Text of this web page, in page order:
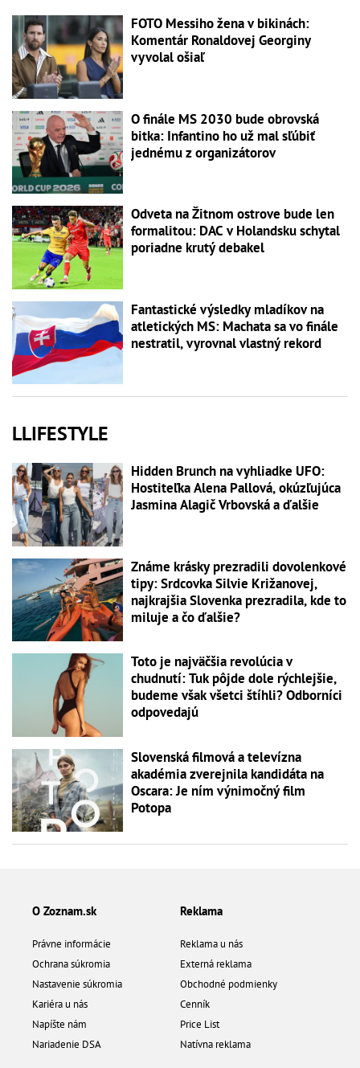
FOTO Messiho žena v bikinách:
Komentár Ronaldovej Georginy
vyvolal ošiaľ
O finále MS 2030 bude obrovská
bitka: Infantino ho už mal sľúbiť
jednému z organizátorov
Odveta na Žitnom ostrove bude len
formalitou: DAC v Holandsku schytal
poriadne krutý debakel
Fantastické výsledky mladíkov na
atletických MS: Machata sa vo finále
nestratil, vyrovnal vlastný rekord
LLIFESTYLE
Hidden Brunch na vyhliadke UFO:
Hostiteľka Alena Pallová, okúzľujúca
Jasmina Alagič Vrbovská a ďalšie
Známe krásky prezradili dovolenkové
tipy: Srdcovka Silvie Križanovej,
najkrajšia Slovenka prezradila, kde to
miluje a čo ďalšie?
Toto je najväčšia revolúcia v
chudnutí: Tuk pôjde dole rýchlejšie,
budeme však všetci štíhli? Odborníci
odpovedajú
Slovenská filmová a televízna
akadémia zverejnila kandidáta na
Oscara: Je ním výnimočný film
Potopa
O Zoznam.sk
Právne informácie
Ochrana súkromia
Nastavenie súkromia
Kariéra u nás
Napíšte nám
Nariadenie DSA
Reklama
Reklama u nás
Externá reklama
Obchodné podmienky
Cenník
Price List
Natívna reklama